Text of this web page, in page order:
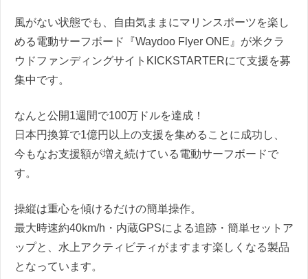
風がない状態でも、自由気ままにマリンスポーツを楽し
める電動サーフボード『Waydoo Flyer ONE』が米クラ
ウドファンディングサイトKICKSTARTERにて支援を募
集中です。
なんと公開1週間で100万ドルを達成！
日本円換算で1億円以上の支援を集めることに成功し、
今もなお支援額が増え続けている電動サーフボードで
す。
操縦は重心を傾けるだけの簡単操作。
最大時速約40km/h・内蔵GPSによる追跡・簡単セットア
ップと、水上アクティビティがますます楽しくなる製品
となっています。